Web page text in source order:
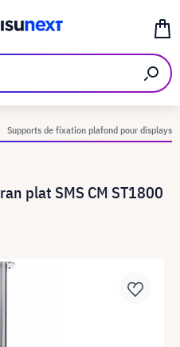
Supports de fixation plafond pour displays
plat SMS CM ST1800